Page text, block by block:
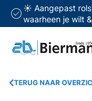
☀️ Aangepast
waarheen je wilt
TERUG NAAR